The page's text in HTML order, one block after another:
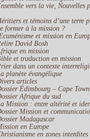
vers la vie, Nouvelles
et témoins d’une terre
former à la mission ?
et mission en
David Bosh
en mission
et traduction en mission
dans un contexte
planète évangélique
articles
Édimbourg – Cape
Afrique du sud
Mission : entre altérité et
Mission et
Madagascar
en Europe
en zones interdites